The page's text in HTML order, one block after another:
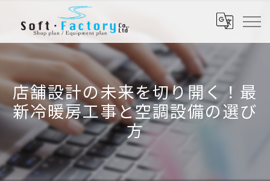
店舗設計の未来を切り開く！最
新冷暖房工事と空調設備の選び
方